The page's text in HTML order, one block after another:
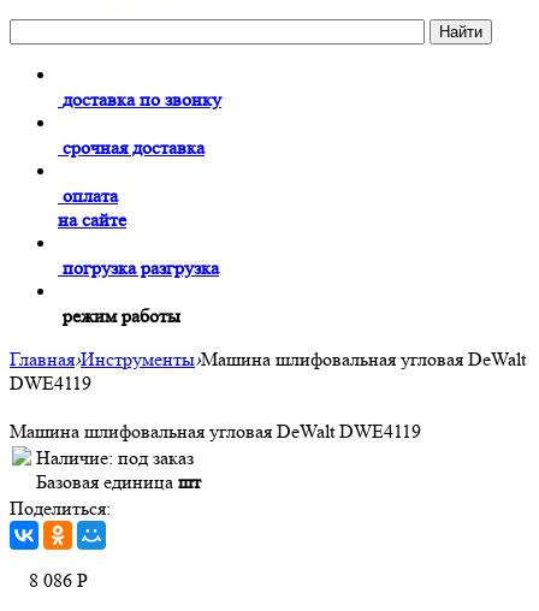
доставка по звонку
срочная доставка
оплата
на сайте
погрузка разгрузка
режим работы
Главная›Инструменты›Машина шлифовальная угловая DeWalt
DWE4119
Машина шлифовальная угловая DeWalt DWE4119
Наличие: под заказ
Базовая единица шт
Поделиться:
8 086 Р